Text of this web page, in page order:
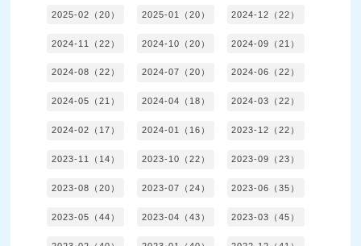
2025-02（20） 2025-01（20） 2024-12（22）
2024-11（22） 2024-10（20） 2024-09（21）
2024-08（22） 2024-07（20） 2024-06（22）
2024-05（21） 2024-04（18） 2024-03（22）
2024-02（17） 2024-01（16） 2023-12（22）
2023-11（14） 2023-10（22） 2023-09（23）
2023-08（20） 2023-07（24） 2023-06（35）
2023-05（44） 2023-04（43） 2023-03（45）